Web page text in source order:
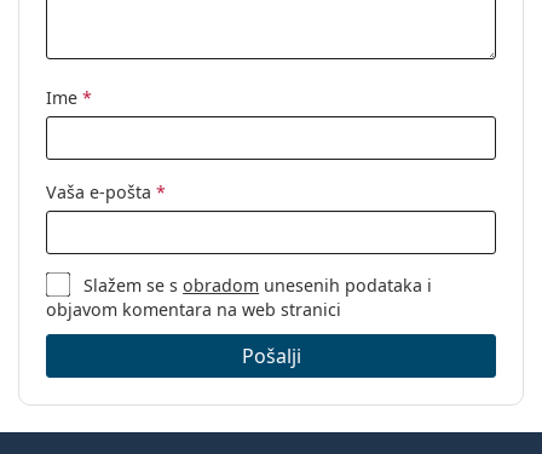
Ime *
Vaša e-pošta *
Slažem se sobradom unesenih podataka i
objavom komentara na web stranici
Pošalji